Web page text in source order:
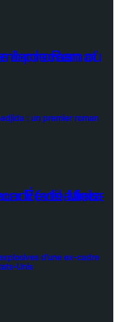
: un premier roman
d’une ex-cadre
Unis